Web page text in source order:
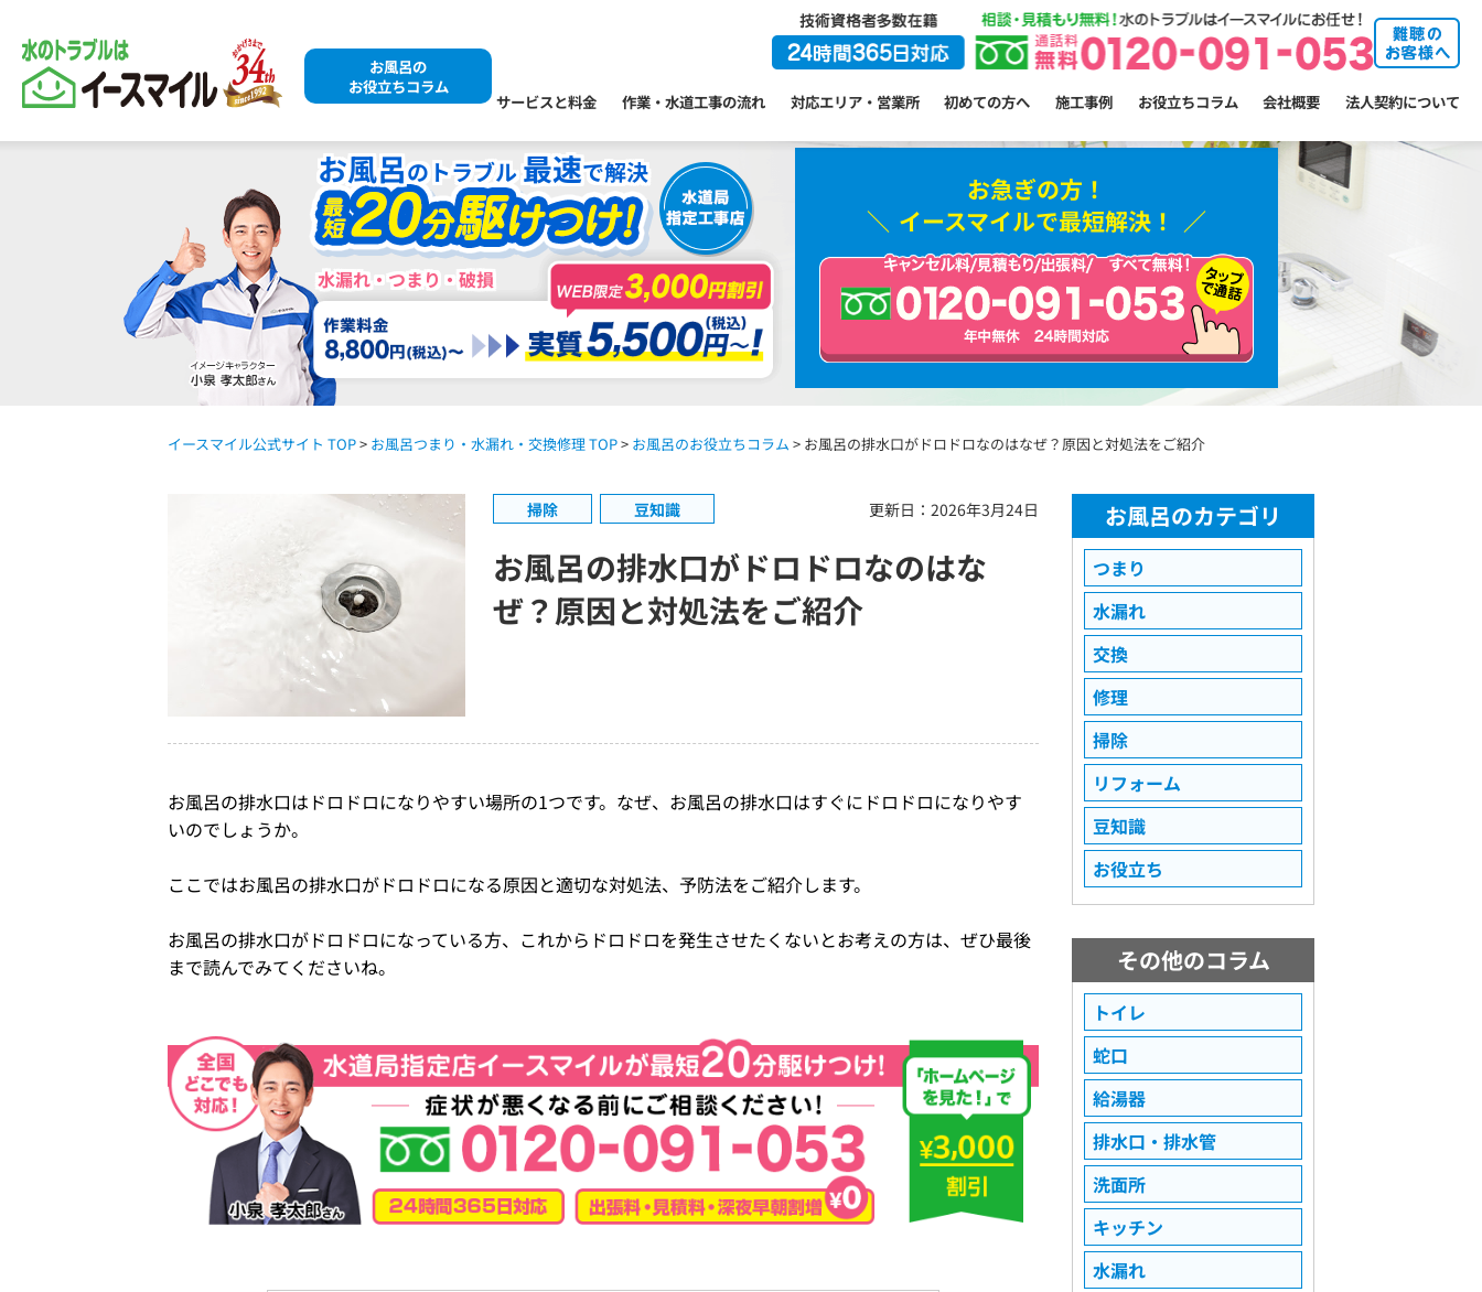
お風呂の
お役立ちコラム
サービスと料金 作業・水道工事の流れ 対応エリア・営業所 初めての方へ 施工事例 お役立ちコラム 会社概要 法人契約について
お風呂のトラブル 最速で解決
水漏れ・つまり・破損
お急ぎの方！
イースマイルで最短解決！
イースマイル公式サイト TOP> お風呂つまり・水漏れ・交換修理 TOP> お風呂のお役立ちコラム > お風呂の排水口がドロドロなのはなぜ？原因と対処法をご紹介
掃除 豆知識 更新日：2026年3月24日
お風呂の排水口がドロドロなのはな
ぜ？原因と対処法をご紹介
お風呂の排水口はドロドロになりやすい場所の1つです。なぜ、お風呂の排水口はすぐにドロドロになりやす
いのでしょうか。
ここではお風呂の排水口がドロドロになる原因と適切な対処法、予防法をご紹介します。
お風呂の排水口がドロドロになっている方、これからドロドロを発生させたくないとお考えの方は、ぜひ最後
まで読んでみてくださいね。
お風呂のカテゴリ
つまり
水漏れ
交換
修理
掃除
リフォーム
豆知識
お役立ち
その他のコラム
トイレ
蛇口
給湯器
排水口・排水管
洗面所
キッチン
水漏れ